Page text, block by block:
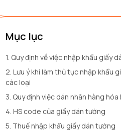
Mục lục
1. Quy định về việc nhập khẩu giấy
2. Lưu ý khi làm thủ tục nhập khẩu
các loại
3. Quy định việc dán nhãn hàng
4. HS code của giấy dán tường
5. Thuế nhập khẩu giấy dán tường